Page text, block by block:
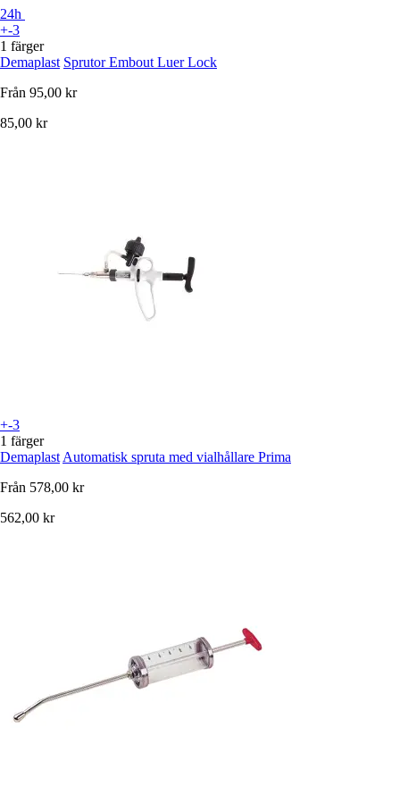
24h
+-3
1 färger
Demaplast Sprutor Embout Luer Lock
Från 95,00 kr
85,00 kr
+-3
1 färger
Demaplast Automatisk spruta med vialhållare Prima
Från 578,00 kr
562,00 kr